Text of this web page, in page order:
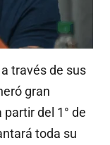
través de sus
gran
del 1° de
toda su